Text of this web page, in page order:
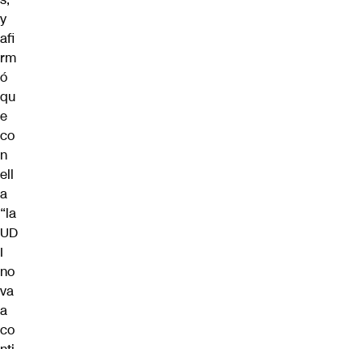
y
afi
rm
ó
qu
e
co
n
ell
a
“la
UD
I
no
va
a
co